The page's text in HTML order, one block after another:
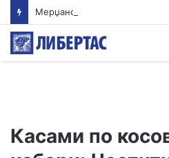
Касами по